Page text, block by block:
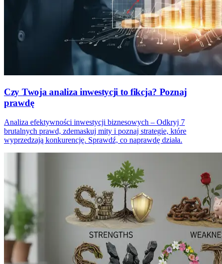
Czy Twoja analiza inwestycji to fikcja? Poznaj
prawdę
Analiza efektywności inwestycji biznesowych – Odkryj 7
brutalnych prawd, zdemaskuj mity i poznaj strategie, które
wyprzedzają konkurencję. Sprawdź, co naprawdę działa.